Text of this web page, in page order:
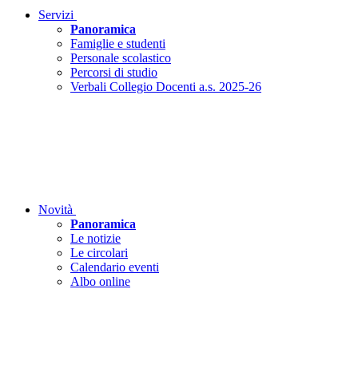
Servizi
Panoramica
Famiglie e studenti
Personale scolastico
Percorsi di studio
Verbali Collegio Docenti a.s. 2025-26
Novità
Panoramica
Le notizie
Le circolari
Calendario eventi
Albo online